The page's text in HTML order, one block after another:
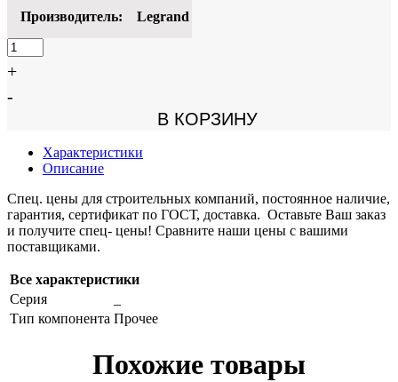
Производитель:
Legrand
+
-
В КОРЗИНУ
Характеристики
Описание
Спец. цены для строительных компаний, постоянное наличие,
гарантия, сертификат по ГОСТ, доставка. Оставьте Ваш заказ
и получите спец- цены! Сравните наши цены с вашими
поставщиками.
Все характеристики
Серия
Тип компонента Прочее
Похожие товары